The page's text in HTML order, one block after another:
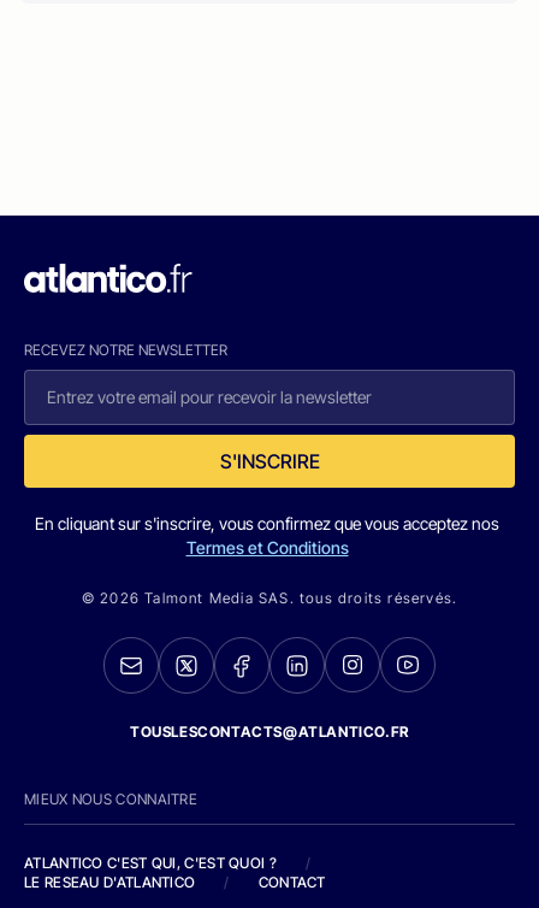
RECEVEZ NOTRE NEWSLETTER
S'INSCRIRE
En cliquant sur s'inscrire, vous confirmez que vous acceptez nos
Termes et Conditions
© 2026 Talmont Media SAS. tous droits réservés.
TOUSLESCONTACTS@ATLANTICO.FR
MIEUX NOUS CONNAITRE
ATLANTICO C'EST QUI, C'EST QUOI ?
/
LE RESEAU D'ATLANTICO
/ CONTACT